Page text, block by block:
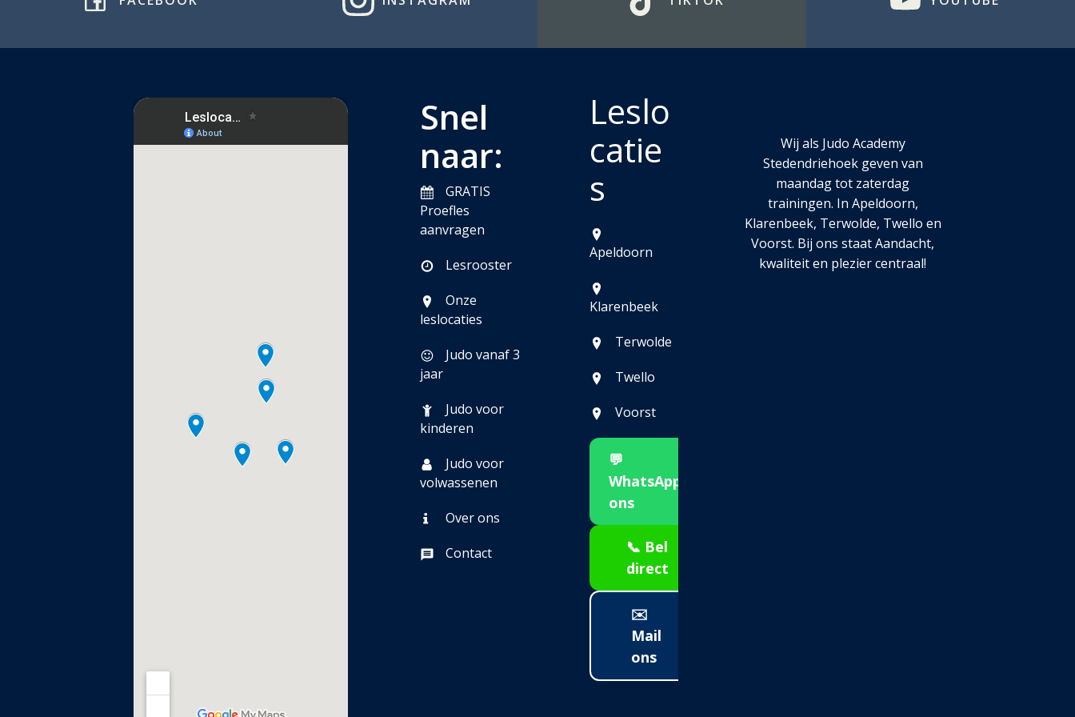
Snel
naar:
GRATIS
Proefles
aanvragen
Lesrooster
Onze
leslocaties
Judo vanaf 3
jaar
Judo voor
kinderen
Judo voor
volwassenen
Over ons
Contact
Leslo
catie
s
Apeldoorn
Klarenbeek
Terwolde
Twello
Voorst
💬
WhatsApp
ons
📞 Bel
direct
✉️
Mail
ons
Wij als Judo Academy
Stedendriehoek geven van
maandag tot zaterdag
trainingen. In Apeldoorn,
Klarenbeek, Terwolde, Twello en
Voorst. Bij ons staat Aandacht,
kwaliteit en plezier centraal!